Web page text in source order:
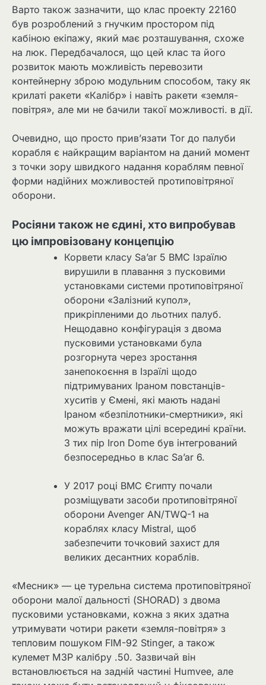
Варто також зазначити, що клас проекту 22160
був розроблений з гнучким простором під
кабіною екіпажу, який має розташування, схоже
на люк. Передбачалося, що цей клас та його
розвиток мають можливість перевозити
контейнерну зброю модульним способом, таку як
крилаті ракети «Калібр» і навіть ракети «земля-
повітря», але ми не бачили такої можливості. в дії.
Очевидно, що просто прив’язати Tor до палуби
корабля є найкращим варіантом на даний момент
з точки зору швидкого надання кораблям певної
форми надійних можливостей протиповітряної
оборони.
Росіяни також не єдині, хто випробував
цю імпровізовану концепцію
Корвети класу Sa’ar 5 ВМС Ізраїлю
вирушили в плавання з пусковими
установками системи протиповітряної
оборони «Залізний купол»,
прикріпленими до льотних палуб.
Нещодавно конфігурація з двома
пусковими установками була
розгорнута через зростання
занепокоєння в Ізраїлі щодо
підтримуваних Іраном повстанців-
хуситів у Ємені, які мають надані
Іраном «безпілотники-смертники», які
можуть вражати цілі всередині країни.
З тих пір Iron Dome був інтегрований
безпосередньо в клас Sa’ar 6.
У 2017 році ВМС Єгипту почали
розміщувати засоби протиповітряної
оборони Avenger AN/TWQ-1 на
кораблях класу Mistral, щоб
забезпечити точковий захист для
великих десантних кораблів.
«Месник» — це турельна система протиповітряної
оборони малої дальності (SHORAD) з двома
пусковими установками, кожна з яких здатна
утримувати чотири ракети «земля-повітря» з
тепловим пошуком FIM-92 Stinger, а також
кулемет M3P калібру .50. Зазвичай він
встановлюється на задній частині Humvee, але